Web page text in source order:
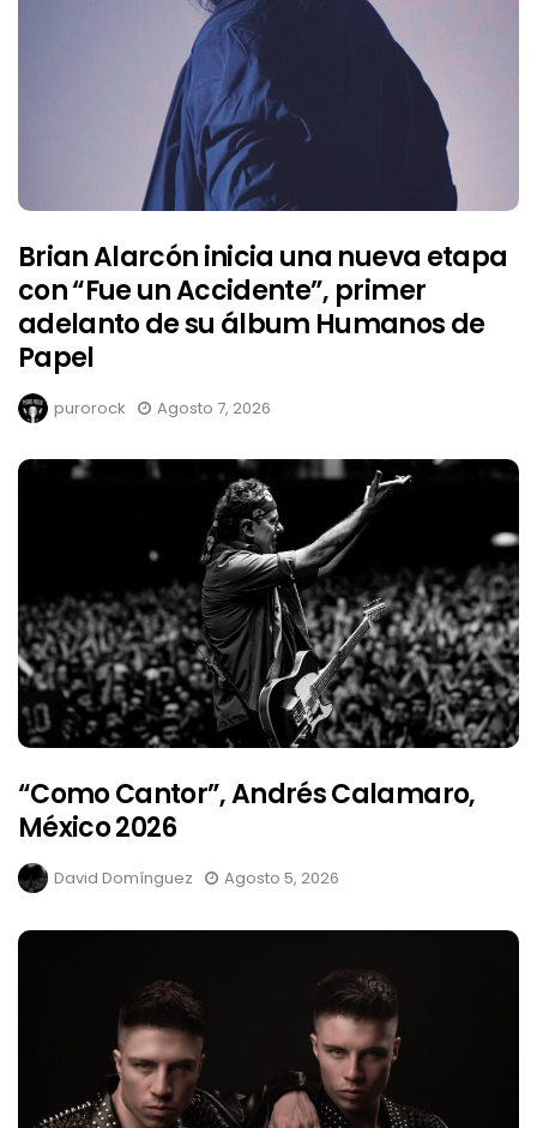
Brian Alarcón inicia una nueva etapa
con “Fue un Accidente”, primer
adelanto de su álbum Humanos de
Papel
purorock Agosto 7, 2026
“Como Cantor”, Andrés Calamaro,
México 2026
David Domínguez Agosto 5, 2026